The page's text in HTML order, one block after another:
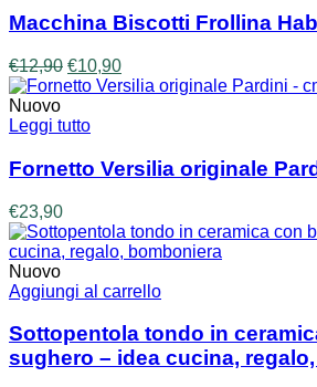
pagina
prodotto
a
Macchina Biscotti Frollina
€12,90 Il
prezzo
era:
€10,90Il
prezzo
Nuovo
Leggi tutto
Fornetto Versilia originale
€23,90
Nuovo
Aggiungi al carrello
Sottopentola tondo in
sughero – idea cucina,